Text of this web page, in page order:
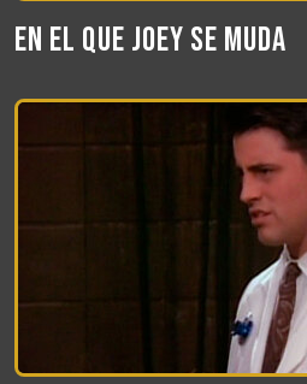
En el que Joey se muda